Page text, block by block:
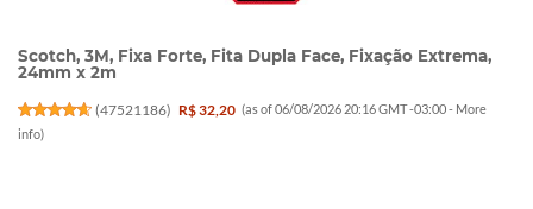
Scotch, 3M, Fixa Forte, Fita Dupla Face, Fixação Extrema,
24mm x 2m
(47521186) R$ 32,20 (as of 06/08/2026 20:16 GMT -03:00 - More
info)